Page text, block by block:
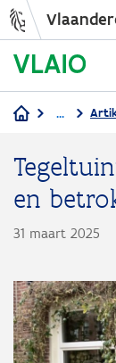
...
en
31 maart 2025